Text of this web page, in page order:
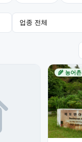
🌾 농어촌